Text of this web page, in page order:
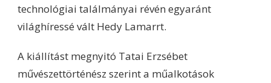
technológiai találmányai révén egyaránt
világhíressé vált Hedy Lamarrt.
A kiállítást megnyitó Tatai Erzsébet
művészettörténész szerint a műalkotások